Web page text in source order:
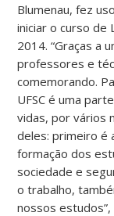
Blumenau, fez
iniciar o curso de
2014. “Graças a
professores e
comemorando.
UFSC é uma
vidas, por vários
deles: primeiro é
formação dos
sociedade e
o trabalho,
nossos